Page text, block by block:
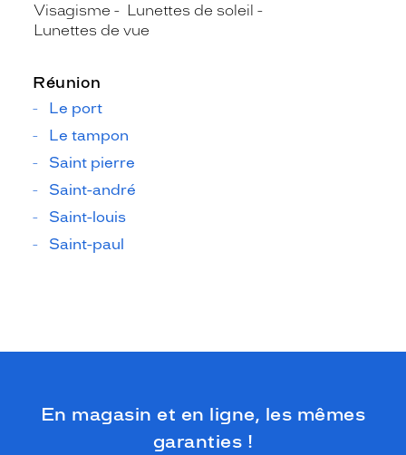
Visagisme
Lunettes de soleil
Lunettes de vue
Réunion
Le port
Le tampon
Saint pierre
Saint-andré
Saint-louis
Saint-paul
En magasin et en ligne, les mêmes
garanties !